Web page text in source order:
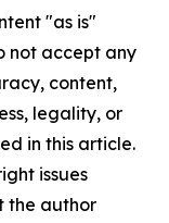
"as is"
not accept any
content,
legality, or
in this article.
issues
the author